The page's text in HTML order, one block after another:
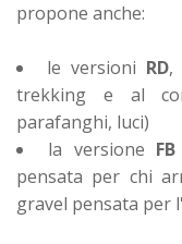
propone anche:
le versioni RD,
trekking e al
parafanghi, luci)
la versione
pensata per chi
gravel pensata per